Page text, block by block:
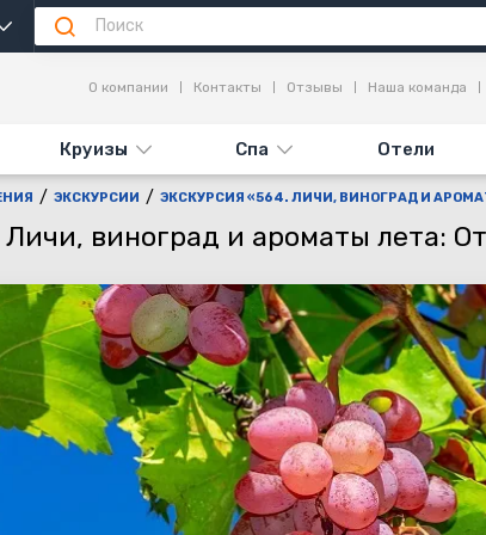
Круизы Спа Отели
О компании Контакты Отзывы Наша команда
ЭКСКУРСИИ ЭКСКУРСИЯ «564. ЛИЧИ, ВИНОГРАД И
виноград и ароматы лета:
Дни выезда Информация Достопримечательности